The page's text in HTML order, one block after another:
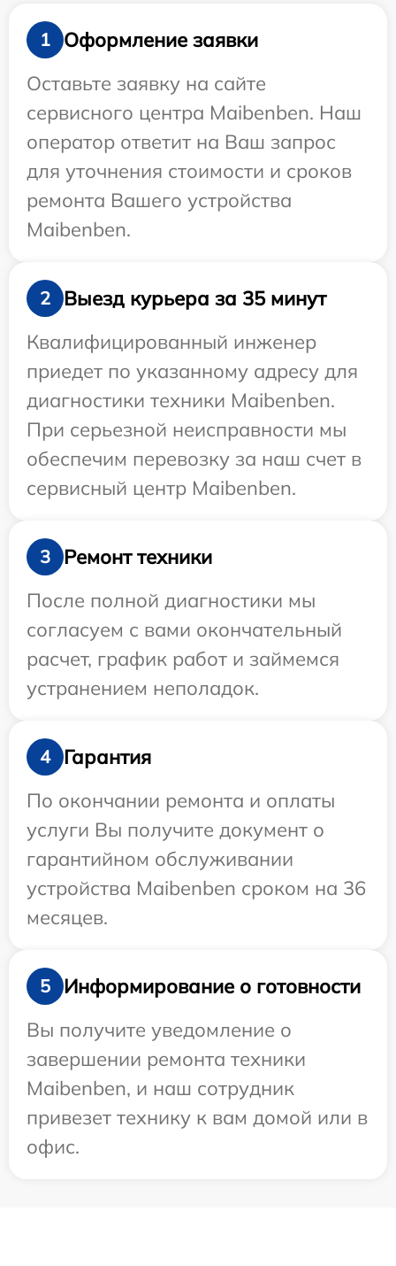
1
Оформление заявки
Оставьте заявку на сайте
сервисного центра Maibenben. Наш
оператор ответит на Ваш запрос
для уточнения стоимости и сроков
ремонта Вашего устройства
Maibenben.
2
Выезд курьера за 35 минут
Квалифицированный инженер
приедет по указанному адресу для
диагностики техники Maibenben.
При серьезной неисправности мы
обеспечим перевозку за наш счет в
сервисный центр Maibenben.
3
Ремонт техники
После полной диагностики мы
согласуем с вами окончательный
расчет, график работ и займемся
устранением неполадок.
4
Гарантия
По окончании ремонта и оплаты
услуги Вы получите документ о
гарантийном обслуживании
устройства Maibenben сроком на 36
месяцев.
5
Информирование о готовности
Вы получите уведомление о
завершении ремонта техники
Maibenben, и наш сотрудник
привезет технику к вам домой или в
офис.